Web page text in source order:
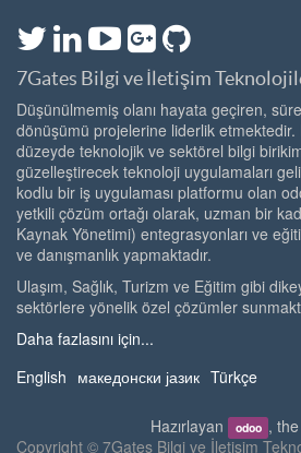
7Gates Bilgi ve İletişim
Düşünülmemiş olanı hayata geçiren,
dönüşümü projelerine liderlik
düzeyde teknolojik ve sektörel bilgi
güzelleştirecek teknoloji uygulamaları
kodlu bir iş uygulaması platformu olan
yetkili çözüm ortağı olarak, uzman bir
Kaynak Yönetimi) entegrasyonları ve
ve danışmanlık yapmaktadır.
Ulaşım, Sağlık, Turizm ve Eğitim gibi
sektörlere yönelik özel çözümler
Daha fazlasını için...
English македонски јазик Türkçe
Hazırlayan odoo ,
Copyright © 7Gates Bilgi ve İletişim